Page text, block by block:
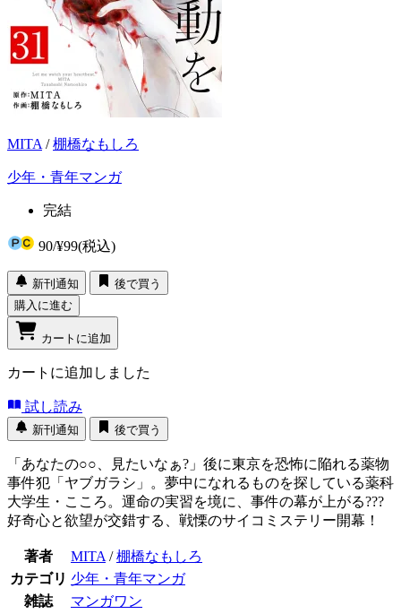
MITA /棚橋なもしろ
少年・青年マンガ
完結
90/¥99(税込)
新刊通知
後で買う
購入に進む
カートに追加
カートに追加しました
試し読み
新刊通知 後で買う
「あなたの○○、見たいなぁ?」後に東京を恐怖に陥れる薬物
事件犯「ヤブガラシ」。夢中になれるものを探している薬科
大学生・こころ。運命の実習を境に、事件の幕が上がる???
好奇心と欲望が交錯する、戦慄のサイコミステリー開幕！
著者 MITA /棚橋なもしろ
カテゴリ 少年・青年マンガ
雑誌
マンガワン